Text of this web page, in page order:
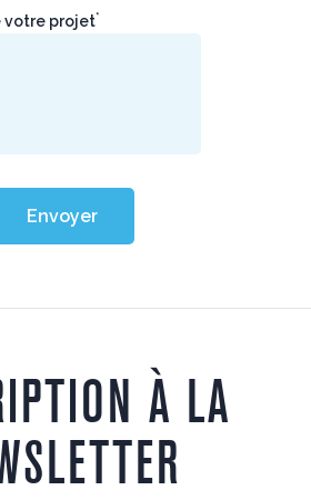
votre projet*
Envoyer
À LA